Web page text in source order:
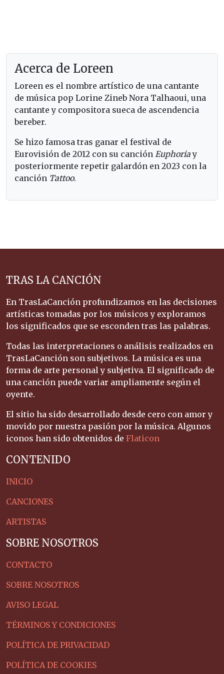
Acerca de Loreen
Loreen es el nombre artístico de una cantante
de música pop Lorine Zineb Nora Talhaoui, una
cantante y compositora sueca de ascendencia
bereber.
Se hizo famosa tras ganar el festival de
Eurovisión de 2012 con su canción Euphoriay
posteriormente repetir galardón en 2023 con la
canción Tattoo.
TRAS LA CANCIÓN
En TrasLaCanción profundizamos en las decisiones
artísticas tomadas por los músicos y exploramos
los significados que se esconden tras las palabras.
Todas las interpretaciones o análisis realizados en
TrasLaCanción son subjetivos. La música es una
forma de arte personal y subjetiva. El significado de
una canción puede variar ampliamente según el
oyente.
El sitio ha sido desarrollado desde cero con amor y
movido por nuestra pasión por la música. Algunos
iconos han sido obtenidos de Flaticon
CONTENIDO
INICIO
CANCIONES
ARTISTAS
SOBRE NOSOTROS
CONTACTO
SOBRE NOSOTROS
AVISO LEGAL
TÉRMINOS Y CONDICIONES
POLÍTICA DE PRIVACIDAD
POLÍTICA DE COOKIES